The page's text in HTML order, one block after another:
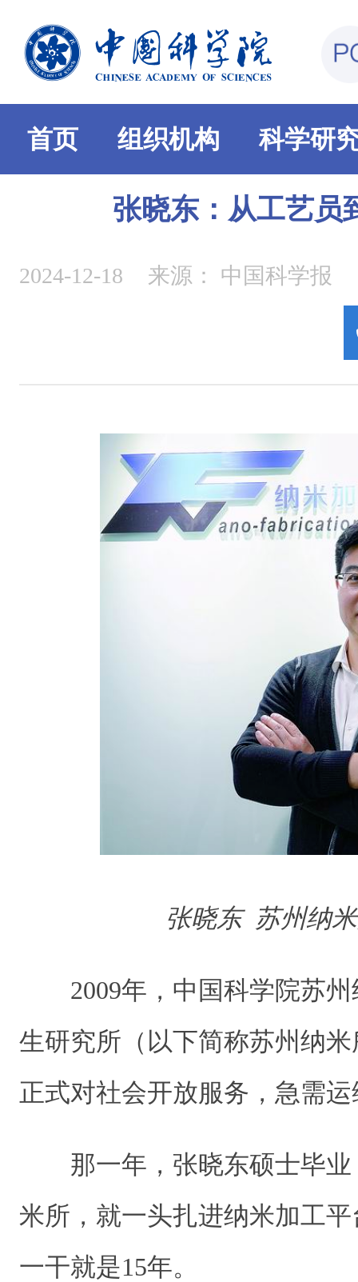
首页 组织机构 科学研
张晓东：从工艺员
2024-12-18 来源： 中国科学报
张晓东 苏州纳
2009年，中国科学院苏
生研究所（以下简称苏州纳
正式对社会开放服务，急需
那一年，张晓东硕士毕
米所，就一头扎进纳米加工
一干就是15年。